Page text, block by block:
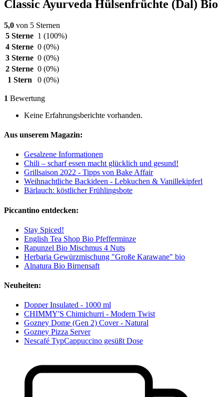
Classic Ayurveda Hülsenfrüchte (Dal) Bio
5,0 von 5 Sternen
5 Sterne 1 (100%)
4 Sterne 0 (0%)
3 Sterne 0 (0%)
2 Sterne 0 (0%)
1 Stern
0 (0%)
1 Bewertung
Keine Erfahrungsberichte vorhanden.
Aus unserem Magazin:
Gesalzene Informationen
Chili – scharf essen macht glücklich und gesund!
Grillsaison 2022 - Tipps von Bake Affair
Weihnachtliche Backideen - Lebkuchen & Vanillekipferl
Bärlauch: köstlicher Frühlingsbote
Piccantino entdecken:
Stay Spiced!
English Tea Shop Bio Pfefferminze
Rapunzel Bio Mischmus 4 Nuts
Herbaria Gewürzmischung "Große Karawane" bio
Alnatura Bio Birnensaft
Neuheiten:
Dopper Insulated - 1000 ml
CHIMMY'S Chimichurri - Modern Twist
Gozney Dome (Gen 2) Cover - Natural
Gozney Pizza Server
Nescafé TypCappuccino gesüßt Dose